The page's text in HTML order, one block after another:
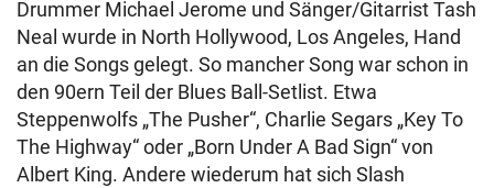
Drummer Michael Jerome und Sänger/Gitarrist Tash
Neal wurde in North Hollywood, Los Angeles, Hand
an die Songs gelegt. So mancher Song war schon in
den 90ern Teil der Blues Ball-Setlist. Etwa
Steppenwolfs „The Pusher“, Charlie Segars „Key To
The Highway“ oder „Born Under A Bad Sign“ von
Albert King. Andere wiederum hat sich Slash